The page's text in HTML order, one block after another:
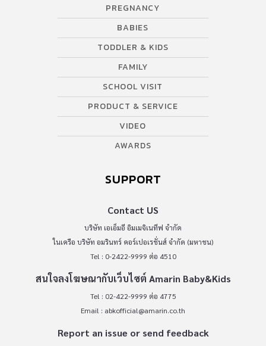
PREGNANCY
BABIES
TODDLER & KIDS
FAMILY
SCHOOL VISIT
PRODUCT & SERVICE
VIDEO
AWARDS
SUPPORT
Contact US
บริษัท เอเอ็มอี อิมเมจิเนทีฟ จำกัด
ในเครือ บริษัท อมรินทร์ คอร์เปอเรชั่นส์ จำกัด (มหาชน)
Tel : 0-2422-9999 ต่อ 4510
สนใจลงโฆษณากับเว็บไซต์ Amarin Baby&Kids
Tel : 02-422-9999 ต่อ 4775
Email : abkofficial@amarin.co.th
Report an issue or send feedback